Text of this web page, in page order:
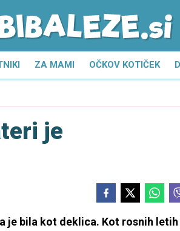
ZA MAMI OČKOV KOTIČEK
je
je bila kot deklica. Kot rosnih letih